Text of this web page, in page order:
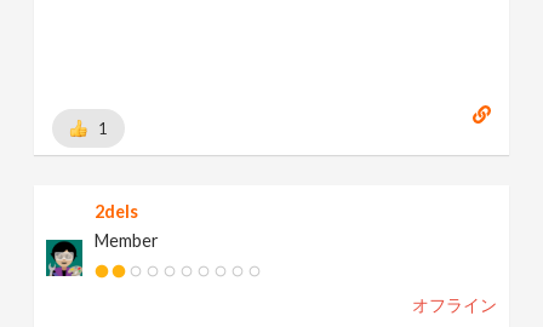
1
2dels
Member
オフライン